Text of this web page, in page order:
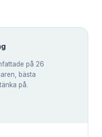
på 26
bästa
på.